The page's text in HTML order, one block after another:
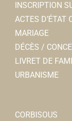
INSCRIPTION
ACTES D’ÉTAT
MARIAGE
DÉCÈS /
LIVRET DE
URBANISME
CORBISOUS